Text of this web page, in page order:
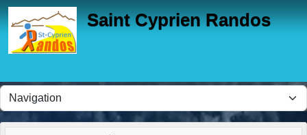
Saint Cyprien Randos
Panneau de gestion des cookies